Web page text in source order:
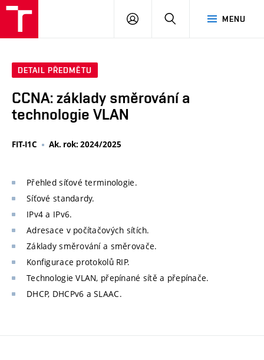
MENU
PŘIHLÁSIT
DETAIL PŘEDMĚTU
CCNA: základy směrování a
technologie VLAN
FIT-I1C Ak. rok: 2024/2025
Přehled síťové terminologie.
Síťové standardy.
IPv4 a IPv6.
Adresace v počítačových sítích.
Základy směrování a směrovače.
Konfigurace protokolů RIP.
Technologie VLAN, přepínané sítě a přepínače.
DHCP, DHCPv6 a SLAAC.